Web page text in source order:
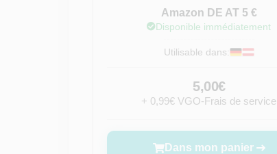
Amazon DE AT 5 €
Disponible immédiatement
Utilisable dans:
5,00€
+ 0,99€ VGO-Frais de service
Dans mon panier